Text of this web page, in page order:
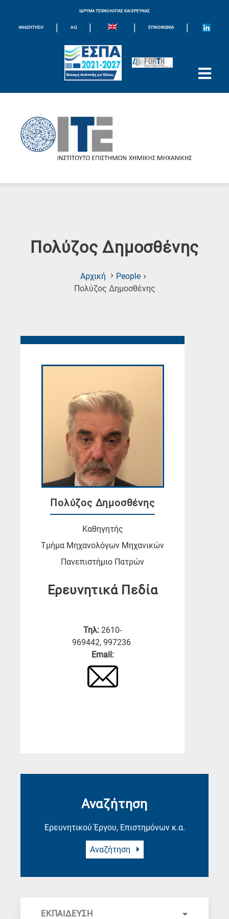
ΙΔΡΥΜΑ ΤΕΧΝΟΛΟΓΙΑΣ ΚΑΙ ΕΡΕΥΝΑΣ
ΑΝΑΖΗΤΗΣΗ | Α-Ω | | ΕΠΙΚΟΙΝΩΝΊΑ |
Πολύζος Δημοσθένης
Αρχική
People
Πολύζος Δημοσθένης(Current
Πολύζος Δημοσθένης
Καθηγητής
Τμήμα Μηχανολόγων Μηχανικών
Πανεπιστήμιο Πατρών
Ερευνητικά Πεδία
Τηλ: 2610-
969442, 997236
Email:
Αναζήτηση
Ερευνητικού Έργου, Επιστημόνων κ.α.
Αναζήτηση
ΕΚΠΑΙΔΕΥΣΗ